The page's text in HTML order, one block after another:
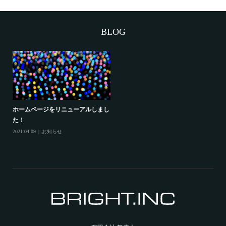
BLOG
ホームページをリニューアルしまし
た！
2021.04.09 お知らせ